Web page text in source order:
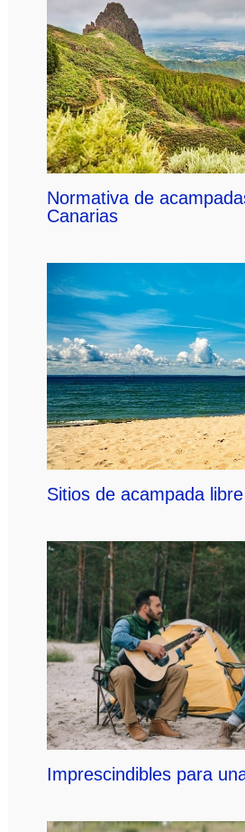
Normativa de
Canarias
Sitios de acampada
Imprescindibles para